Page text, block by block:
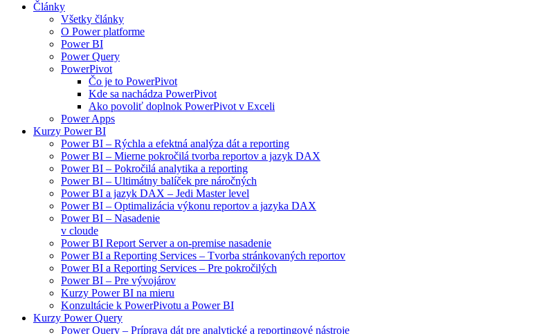
Články
Všetky články
O Power platforme
Power BI
Power Query
PowerPivot
Čo je to PowerPivot
Kde sa nachádza PowerPivot
Ako povoliť doplnok PowerPivot v Exceli
Power Apps
Kurzy Power BI
Power BI – Rýchla a efektná analýza dát a reporting
Power BI – Mierne pokročilá tvorba reportov a jazyk DAX
Power BI – Pokročilá analytika a reporting
Power BI – Ultimátny balíček pre náročných
Power BI a jazyk DAX – Jedi Master level
Power BI – Optimalizácia výkonu reportov a jazyka DAX
Power BI – Nasadenie
v cloude
Power BI Report Server a on-premise nasadenie
Power BI a Reporting Services – Tvorba stránkovaných reportov
Power BI a Reporting Services – Pre pokročilých
Power BI – Pre vývojárov
Kurzy Power BI na mieru
Konzultácie k PowerPivotu a Power BI
Kurzy Power Query
Power Query – Príprava dát pre analytické a reportingové nástroje